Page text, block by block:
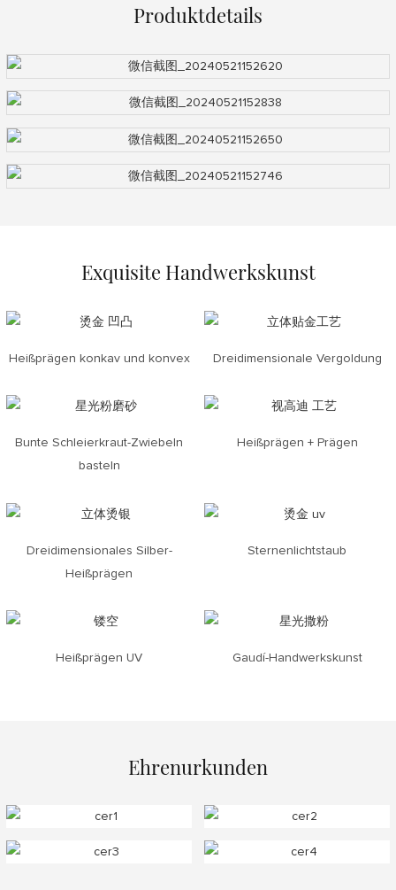
Produktdetails
Exquisite Handwerkskunst
Heißprägen konkav und konvex Dreidimensionale Vergoldung
Bunte Schleierkraut-Zwiebeln
basteln
Heißprägen + Prägen
Dreidimensionales Silber-
Heißprägen
Sternenlichtstaub
Heißprägen UV Gaudí-Handwerkskunst
Ehrenurkunden